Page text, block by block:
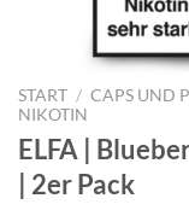
START / CAPS UND
NIKOTIN
ELFA |
| 2er Pack